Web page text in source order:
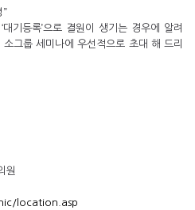
”
기등록’으로 결원이 생기는 경우에 알려
그룹 세미나에 우선적으로 초대 해 드리
원
location.asp